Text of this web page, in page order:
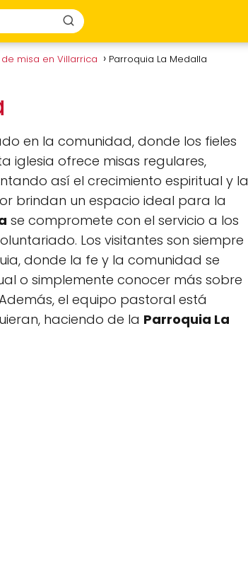
misa en Villarrica
Parroquia La Medalla
en la comunidad, donde los fieles
iglesia ofrece misas regulares,
así el crecimiento espiritual y la
brindan un espacio ideal para la
se compromete con el servicio a los
Los visitantes son siempre
donde la fe y la comunidad se
o simplemente conocer más sobre
el equipo pastoral está
haciendo de la Parroquia La